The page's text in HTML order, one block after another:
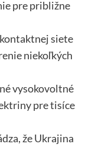
pre približne
siete
niekoľkých
vysokovoltné
pre tisíce
že Ukrajina